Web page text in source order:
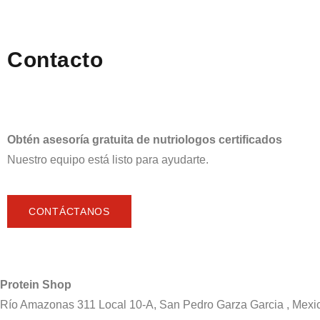
Contacto
Obtén asesoría gratuita de nutriologos certificados
Nuestro equipo está listo para ayudarte.
CONTÁCTANOS
Protein Shop
Río Amazonas 311 Local 10-A, San Pedro Garza Garcia ,